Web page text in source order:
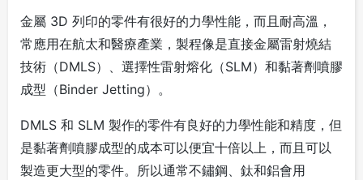
金屬 3D 列印的零件有很好的力學性能，而且耐高溫，
常應用在航太和醫療產業，製程像是直接金屬雷射燒結
技術（DMLS）、選擇性雷射熔化（SLM）和黏著劑噴膠
成型（Binder Jetting）。
DMLS 和 SLM 製作的零件有良好的力學性能和精度，但
是黏著劑噴膠成型的成本可以便宜十倍以上，而且可以
製造更大型的零件。所以通常不鏽鋼、鈦和鋁會用